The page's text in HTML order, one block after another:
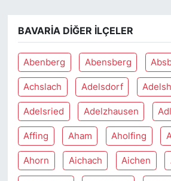
BAVARIA DIĞER İLÇELER
Abenberg Abensberg
Achslach Adelsdorf
Adelsried Adelzhausen
Affing Aham Aholfing
Ahorn Aichach Aichen